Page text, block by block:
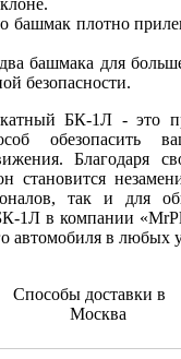
башмак плотно
башмака для
безопасности.
БК-1Л - это
обезопасить
Благодаря
становится
так и для
1Л в компании
автомобиля в любых
Способы доставки в
Москва